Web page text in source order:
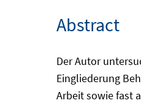
Abstract
Der Autor
Eingliederung
Arbeit sowie fast